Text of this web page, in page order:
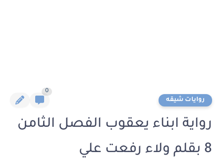
روايات شيقه
0
رواية ابناء يعقوب الفصل الثامن
8 بقلم ولاء رفعت علي